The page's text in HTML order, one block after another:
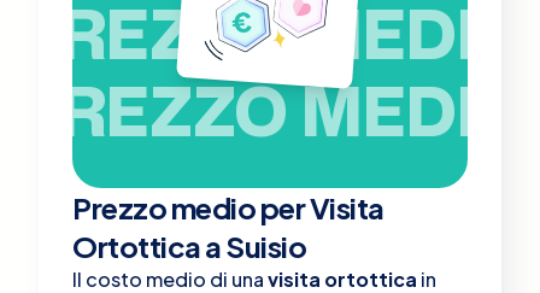
PREZZO MEDIO
PREZZO MEDIO
Prezzo medio per Visita
Ortottica a Suisio
Il costo medio di unavisita ortottica in